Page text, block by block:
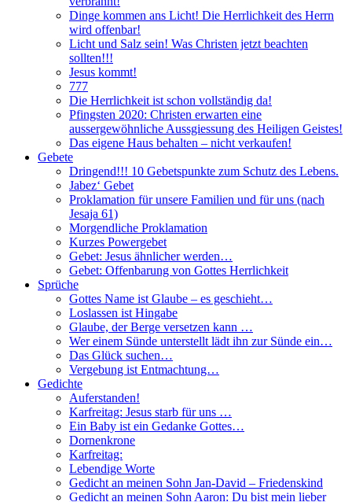
Dinge kommen ans Licht! Die Herrlichkeit des Herrn
wird offenbar!
Licht und Salz sein! Was Christen jetzt beachten
sollten!!!
Jesus kommt!
777
Die Herrlichkeit ist schon vollständig da!
Pfingsten 2020: Christen erwarten eine
aussergewöhnliche Aussgiessung des Heiligen Geistes!
Das eigene Haus behalten – nicht verkaufen!
Gebete
Dringend!!! 10 Gebetspunkte zum Schutz des Lebens.
Jabez‘ Gebet
Proklamation für unsere Familien und für uns (nach
Jesaja 61)
Morgendliche Proklamation
Kurzes Powergebet
Gebet: Jesus ähnlicher werden…
Gebet: Offenbarung von Gottes Herrlichkeit
Sprüche
Gottes Name ist Glaube – es geschieht…
Loslassen ist Hingabe
Glaube, der Berge versetzen kann …
Wer einem Sünde unterstellt lädt ihn zur Sünde ein…
Das Glück suchen…
Vergebung ist Entmachtung…
Gedichte
Auferstanden!
Karfreitag: Jesus starb für uns …
Ein Baby ist ein Gedanke Gottes…
Dornenkrone
Karfreitag:
Lebendige Worte
Gedicht an meinen Sohn Jan-David – Friedenskind
Gedicht an meinen Sohn Aaron: Du bist mein lieber